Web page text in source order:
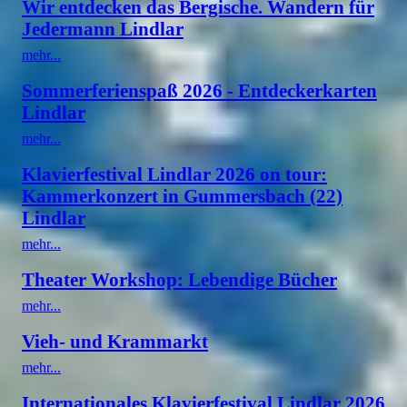
Wir entdecken das Bergische. Wandern für
Jedermann Lindlar
mehr...
Sommerferienspaß 2026 - Entdeckerkarten
Lindlar
mehr...
Klavierfestival Lindlar 2026 on tour:
Kammerkonzert in Gummersbach (22)
Lindlar
mehr...
Theater Workshop: Lebendige Bücher
mehr...
Vieh- und Krammarkt
mehr...
Internationales Klavierfestival Lindlar 2026